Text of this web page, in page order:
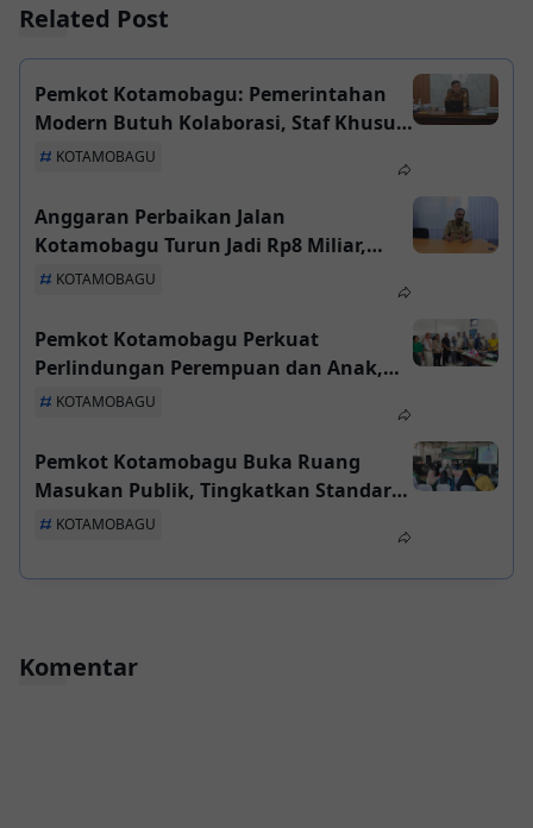
Related Post
Pemkot Kotamobagu: Pemerintahan
Modern Butuh Kolaborasi, Staf Khusus
Perkuat Kinerja dan Percepatan
KOTAMOBAGU
Anggaran Perbaikan Jalan
Kotamobagu Turun Jadi Rp8 Miliar,
Pemkot Prioritaskan Ruas yang Rusak
KOTAMOBAGU
Pemkot Kotamobagu Perkuat
Perlindungan Perempuan dan Anak,
Penanganan Kasus Didorong Lebih
KOTAMOBAGU
Pemkot Kotamobagu Buka Ruang
Masukan Publik, Tingkatkan Standar
Layanan Administrasi Kependudukan
KOTAMOBAGU
Komentar